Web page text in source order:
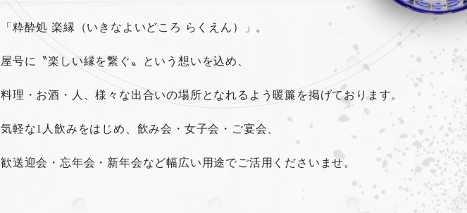
「粋酔処 楽縁（いきなよいどころ らくえん）」。
屋号に〝楽しい縁を繋ぐ〟という想いを込め、
料理・お酒・人、様々な出合いの場所となれるよう暖簾を掲げております。
気軽な1人飲みをはじめ、飲み会・女子会・ご宴会、
歓送迎会・忘年会・新年会など幅広い用途でご活用くださいませ。